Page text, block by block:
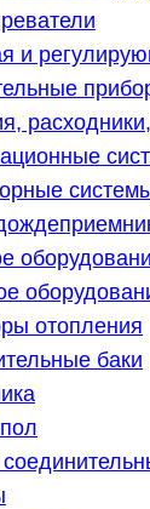
и
отопления
баки